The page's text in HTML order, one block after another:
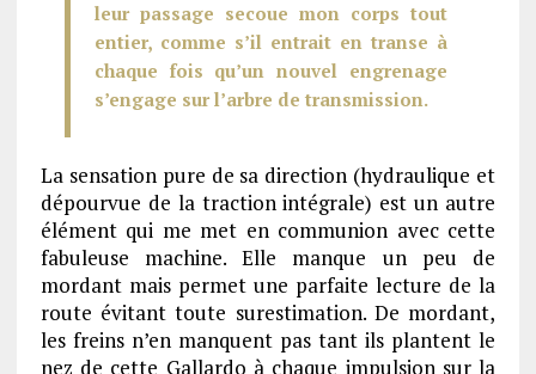
leur passage secoue mon corps tout
entier, comme s’il entrait en transe à
chaque fois qu’un nouvel engrenage
s’engage sur l’arbre de transmission.
La sensation pure de sa direction (hydraulique et
dépourvue de la traction intégrale) est un autre
élément qui me met en communion avec cette
fabuleuse machine. Elle manque un peu de
mordant mais permet une parfaite lecture de la
route évitant toute surestimation. De mordant,
les freins n’en manquent pas tant ils plantent le
nez de cette Gallardo à chaque impulsion sur la